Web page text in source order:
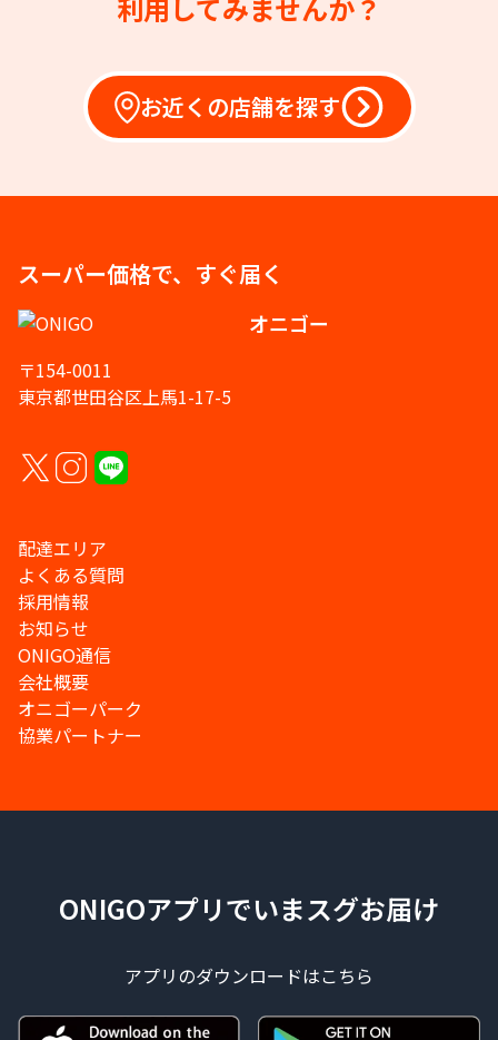
利用してみませんか？
お近くの店舗を探す
スーパー価格で、すぐ届く
オニゴー
〒154-0011
東京都世田谷区上馬1-17-5
配達エリア
よくある質問
採用情報
お知らせ
ONIGO通信
会社概要
オニゴーパーク
協業パートナー
ONIGOアプリでいまスグお届け
アプリのダウンロードはこちら